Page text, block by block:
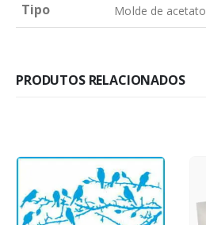
Tipo
Molde de acetato
PRODUTOS RELACIONADOS